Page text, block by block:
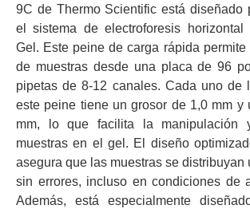
9C de Thermo Scientific está diseñado
el sistema de electroforesis
Gel. Este peine de carga rápida
de muestras desde una placa de 96
pipetas de 8-12 canales. Cada uno de
este peine tiene un grosor de 1,0 mm y
mm, lo que facilita la manipulación
muestras en el gel. El diseño
asegura que las muestras se distribuyan
sin errores, incluso en condiciones de
Además, está especialmente